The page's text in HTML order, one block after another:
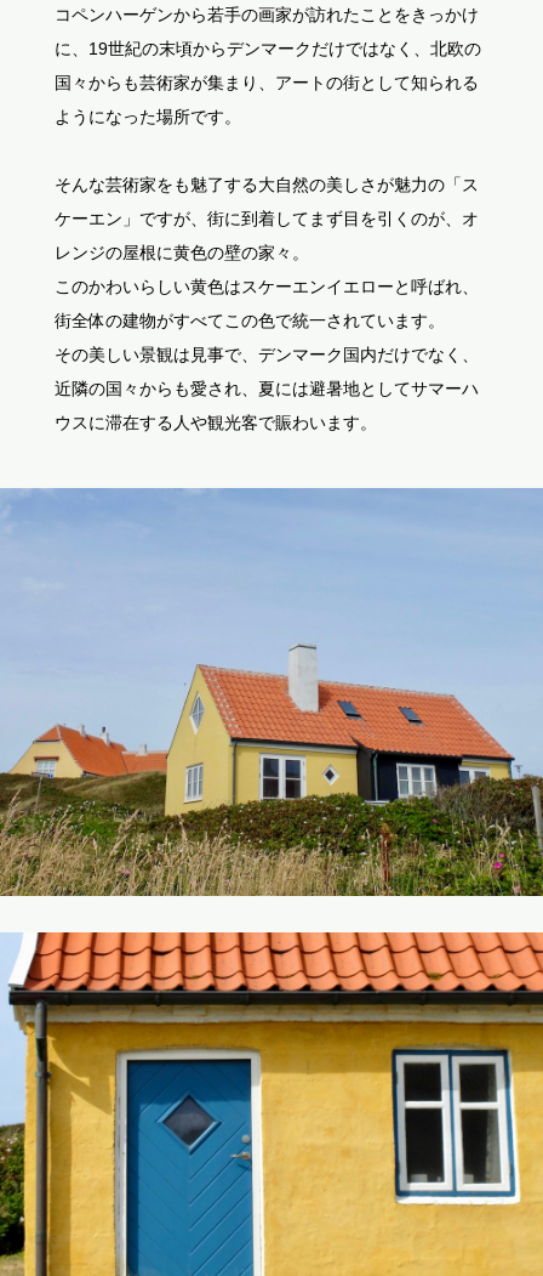
コペンハーゲンから若手の画家が訪れたことをきっかけ
に、19世紀の末頃からデンマークだけではなく、北欧の
国々からも芸術家が集まり、アートの街として知られる
ようになった場所です。
そんな芸術家をも魅了する大自然の美しさが魅力の「ス
ケーエン」ですが、街に到着してまず目を引くのが、オ
レンジの屋根に黄色の壁の家々。
このかわいらしい黄色はスケーエンイエローと呼ばれ、
街全体の建物がすべてこの色で統一されています。
その美しい景観は見事で、デンマーク国内だけでなく、
近隣の国々からも愛され、夏には避暑地としてサマーハ
ウスに滞在する人や観光客で賑わいます。